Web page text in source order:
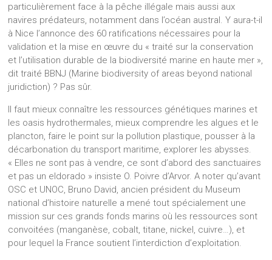
particulièrement face à la pêche illégale mais aussi aux
navires prédateurs, notamment dans l’océan austral. Y aura-t-il
à Nice l’annonce des 60 ratifications nécessaires pour la
validation et la mise en œuvre du « traité sur la conservation
et l’utilisation durable de la biodiversité marine en haute mer »,
dit traité BBNJ (Marine biodiversity of areas beyond national
juridiction) ? Pas sûr.
Il faut mieux connaître les ressources génétiques marines et
les oasis hydrothermales, mieux comprendre les algues et le
plancton, faire le point sur la pollution plastique, pousser à la
décarbonation du transport maritime, explorer les abysses.
« Elles ne sont pas à vendre, ce sont d’abord des sanctuaires
et pas un eldorado » insiste O. Poivre d’Arvor. A noter qu’avant
OSC et UNOC, Bruno David, ancien président du Museum
national d’histoire naturelle a mené tout spécialement une
mission sur ces grands fonds marins où les ressources sont
convoitées (manganèse, cobalt, titane, nickel, cuivre…), et
pour lequel la France soutient l’interdiction d’exploitation.